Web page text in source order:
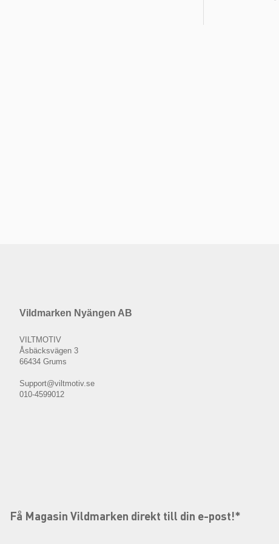
Vildmarken Nyängen AB
VILTMOTIV
Åsbäcksvägen 3
66434 Grums
Support@viltmotiv.se
010-4599012
Få Magasin Vildmarken direkt till din e-post!*